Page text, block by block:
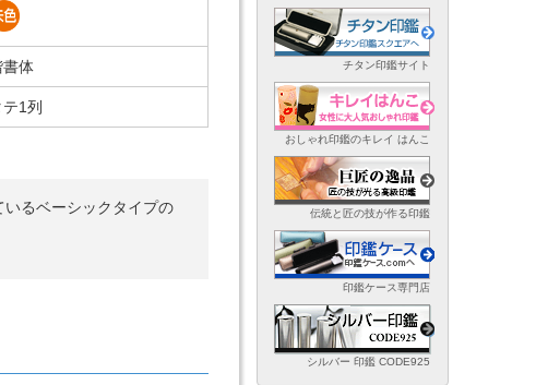
書体
テ1列
るベーシックタイプの
チタン印鑑サイト
おしゃれ印鑑のキレイ はんこ
伝統と匠の技が作る印鑑
印鑑ケース専門店
シルバー 印鑑 CODE925